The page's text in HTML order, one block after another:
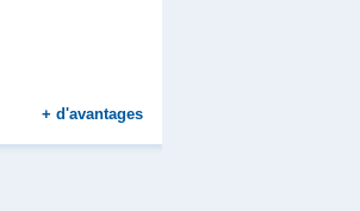
d'entreprise
+ d'avantages